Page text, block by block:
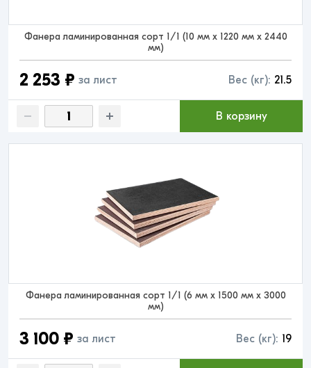
Фанера ламинированная сорт 1/1 (10 мм x 1220 мм x 2440
мм)
2 253 ₽ за лист Вес (кг): 21.5
В корзину
Фанера ламинированная сорт 1/1 (6 мм x 1500 мм x 3000
мм)
3 100 ₽ за лист Вес (кг): 19